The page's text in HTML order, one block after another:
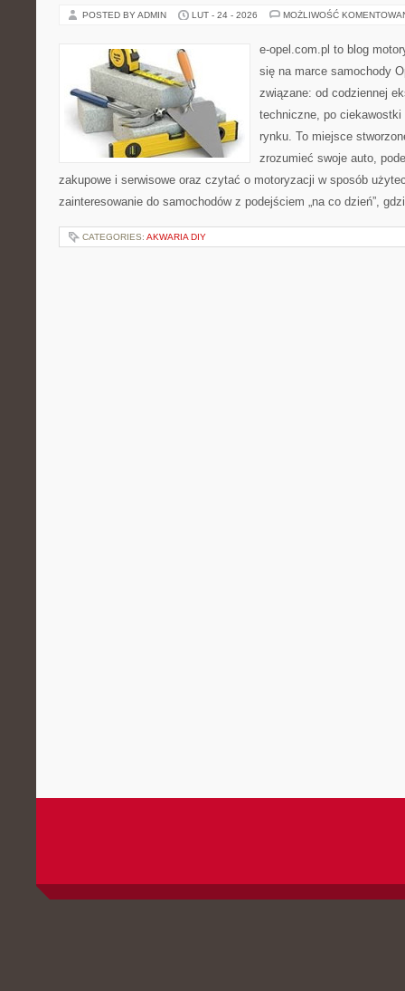
POSTED BY ADMIN LUT - 24 - 2026 MOŻLIWOŚĆ
e-opel.com.pl to blog
się na marce samochody
związane: od codziennej
techniczne, po
rynku. To miejsce
zrozumieć swoje auto,
zakupowe i serwisowe oraz czytać o motoryzacji w sposób
zainteresowanie do samochodów z podejściem „na co dzień”,
CATEGORIES: AKWARIA DIY